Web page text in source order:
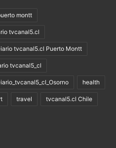
montt
tvcanal5.cl
tvcanal5.cl Puerto Montt
tvcanal5_cl
health
travel tvcanal5.cl Chile